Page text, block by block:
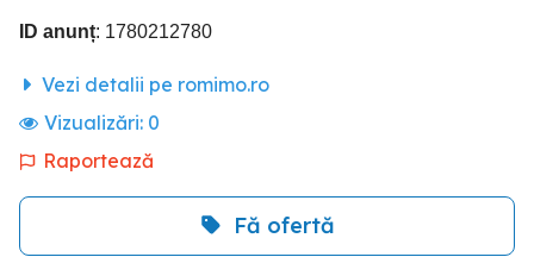
ID anunț: 1780212780
Vezi detalii pe romimo.ro
Vizualizări: 0
Raportează
Fă ofertă